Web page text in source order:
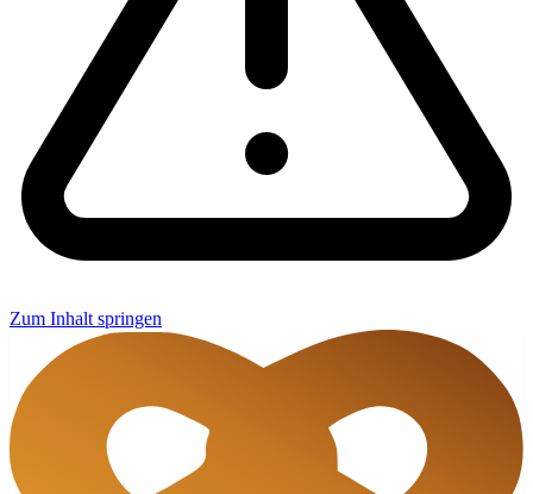
Zum Inhalt springen